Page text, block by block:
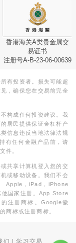
香港海关A类贵金属交
易证书
注册号A-B-23-06-00639
有投资者。损失可能超
，确保您在交易前完全
构成任何投资建议。我
居民提供保证金杠杆产
信息违反当地法律法规
有任何金融产品前，请
件。
共享计算机登入您的交
或移动设备。我们不会
Apple，iPad，iPhone
国家注册。App Store
注册商标。Google徽
商标或注册商标。
们 |学习交易